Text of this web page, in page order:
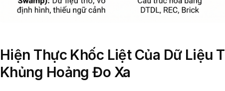
Hiện Thực Khốc Liệt Của Dữ Liệu
Khủng Hoảng Đo Xa